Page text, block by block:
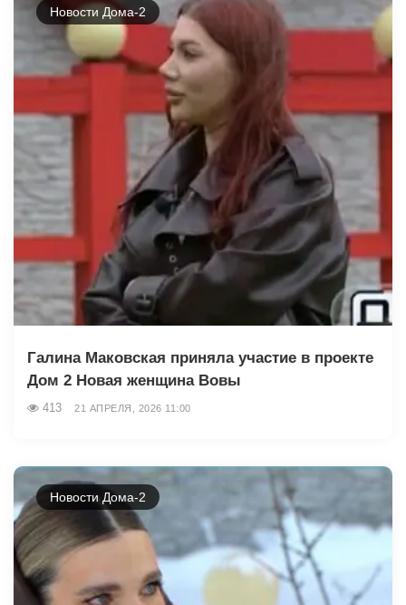
Новости Дома-2
Галина Маковская приняла участие в проекте
Дом 2 Новая женщина Вовы
413 21 АПРЕЛЯ, 2026 11:00
Новости Дома-2